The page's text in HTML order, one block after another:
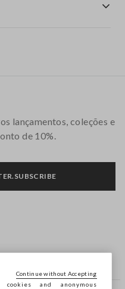
lançamentos, coleções e
de 10%.
and anonymous
Continue without Accepting